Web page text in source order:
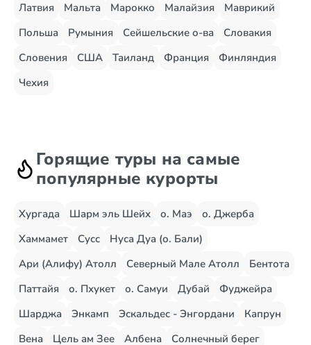
Латвия
Мальта Марокко Малайзия
Маврикий
Польша
Румыния Сейшельские о-ва
Словакия
Словения
США Таиланд Франция
Финляндия
Чехия
Горящие туры на самые
популярные курорты
Хургада Шарм эль Шейх о. Маэ
о. Джерба
Хаммамет
Сусс
Нуса Дуа (о. Бали)
Ари (Алифу) Атолл
Северный Мале Атолл
Бентота
Паттайя
о. Пхукет о. Самуи Дубай
Фуджейра
Шарджа
Энкамп Эскальдес - Энгордани
Капрун
Вена
Цель ам Зее Албена
Солнечный берег